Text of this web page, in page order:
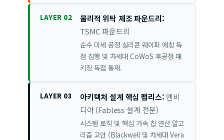
LAYER 02
물리적 위탁 제조 파운드리:
TSMC 파운드리
순수 미세 공정 실리콘 웨이퍼 에칭 독
점 집행 및 차세대 CoWoS 후공정 패
키징 독점 통제.
LAYER 03 아키텍처 설계 핵심 팹리스: 엔비
디아 (Fabless 설계 전문)
시스템 로직 및 핵심 가속 칩 연산 알고
리즘 고안 (Blackwell 및 차세대 Vera